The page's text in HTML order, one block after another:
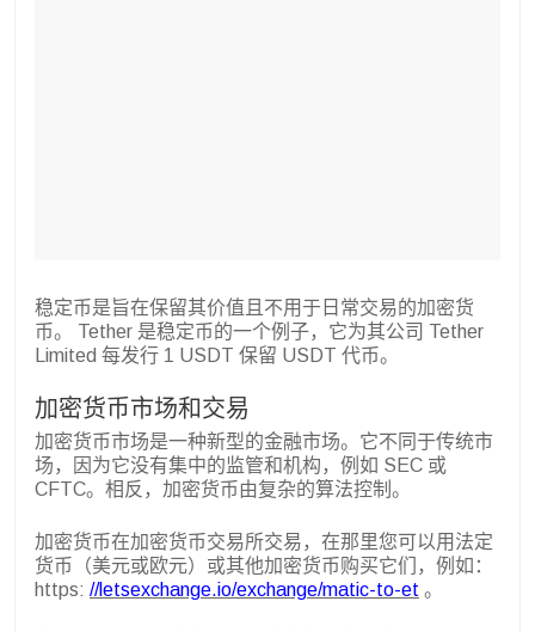
稳定币是旨在保留其价值且不用于日常交易的加密货
币。 Tether 是稳定币的一个例子，它为其公司 Tether
Limited 每发行 1 USDT 保留 USDT 代币。
加密货币市场和交易
加密货币市场是一种新型的金融市场。它不同于传统市
场，因为它没有集中的监管和机构，例如 SEC 或
CFTC。相反，加密货币由复杂的算法控制。
加密货币在加密货币交易所交易，在那里您可以用法定
货币（美元或欧元）或其他加密货币购买它们，例如：
https: //letsexchange.io/exchange/matic-to-et 。